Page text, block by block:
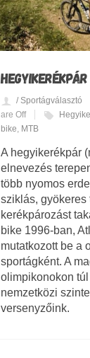
HEGYIKERÉKPÁR
/ Sportágválasztó
are Off
bike, MTB
A hegyikerékpár
elnevezés
több nyomos
sziklás, gyökeres
kerékpározást
bike 1996-ban,
mutatkozott be a
sportágként. A
olimpikonokon
nemzetközi
versenyzőink.